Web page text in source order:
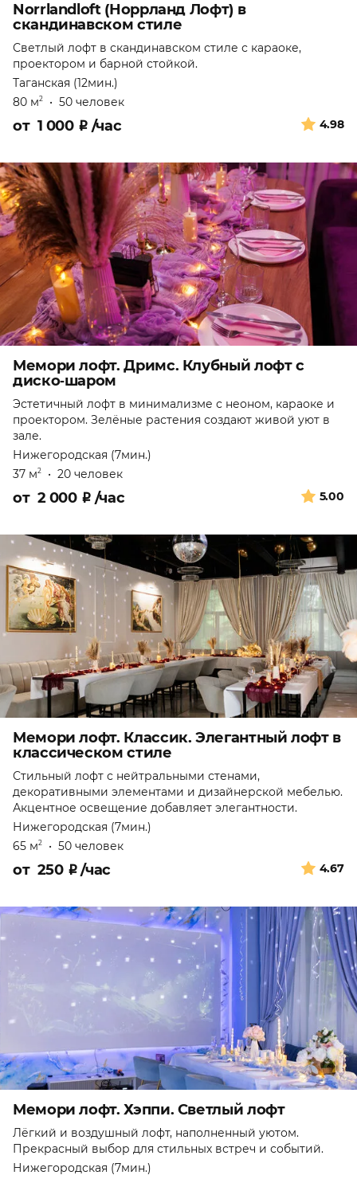
Norrlandloft (Норрланд Лофт) в
скандинавском стиле
Светлый лофт в скандинавском стиле с караоке,
проектором и барной стойкой.
Таганская (12мин.)
80 м2 • 50 человек
4.98
от 1 000 ₽ /час
Мемори лофт. Дримс. Клубный лофт с
диско‑шаром
Эстетичный лофт в минимализме с неоном, караоке и
проектором. Зелёные растения создают живой уют в
зале.
Нижегородская (7мин.)
37 м2 • 20 человек
5.00
от 2 000 ₽ /час
Мемори лофт. Классик. Элегантный лофт в
классическом стиле
Стильный лофт с нейтральными стенами,
декоративными элементами и дизайнерской мебелью.
Акцентное освещение добавляет элегантности.
Нижегородская (7мин.)
65 м2 • 50 человек
4.67
от 250 ₽/час
Мемори лофт. Хэппи. Светлый лофт
Лёгкий и воздушный лофт, наполненный уютом.
Прекрасный выбор для стильных встреч и событий.
Нижегородская (7мин.)